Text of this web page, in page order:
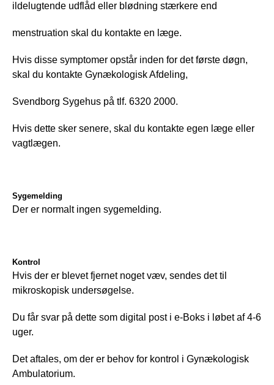
ildelugtende udflåd eller blødning stærkere end
menstruation skal du kontakte en læge.
Hvis disse symptomer opstår inden for det første døgn,
skal du kontakte Gynækologisk Afdeling,
Svendborg Sygehus på tlf. 6320 2000.
Hvis dette sker senere, skal du kontakte egen læge eller
vagtlægen.
Sygemelding
Der er normalt ingen sygemelding.
Kontrol
Hvis der er blevet fjernet noget væv, sendes det til
mikroskopisk undersøgelse.
Du får svar på dette som digital post i e-Boks i løbet af 4-6
uger.
Det aftales, om der er behov for kontrol i Gynækologisk
Ambulatorium.